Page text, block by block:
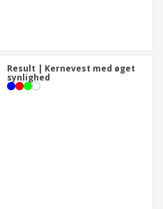
Result | Kernevest med øget
synlighed